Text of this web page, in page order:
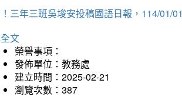
三年三班吳埈安投稿國語日報，114/01/
文
榮譽事項：
發佈單位：教務處
建立時間：2025-02-21
瀏覽次數：387